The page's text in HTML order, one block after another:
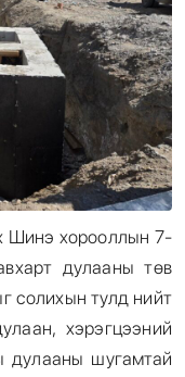
Шинэ хорооллын 7-
дулааны төв
солихын тулд нийт
хэрэгцээний
дулааны шугамтай